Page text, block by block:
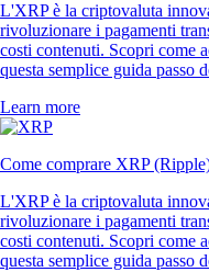
L'XRP è la criptovaluta
rivoluzionare i pagamenti
costi contenuti. Scopri come
questa semplice guida passo
Learn more
Come comprare XRP
L'XRP è la criptovaluta
rivoluzionare i pagamenti
costi contenuti. Scopri come
questa semplice guida passo